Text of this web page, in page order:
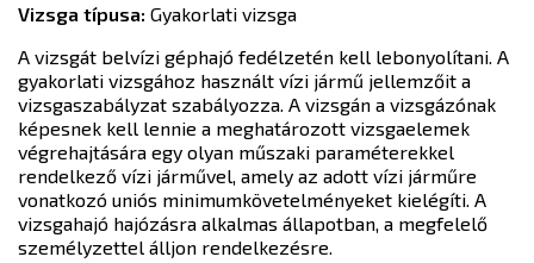
Vizsga típusa: Gyakorlati vizsga
A vizsgát belvízi géphajó fedélzetén kell lebonyolítani. A
gyakorlati vizsgához használt vízi jármű jellemzőit a
vizsgaszabályzat szabályozza. A vizsgán a vizsgázónak
képesnek kell lennie a meghatározott vizsgaelemek
végrehajtására egy olyan műszaki paraméterekkel
rendelkező vízi járművel, amely az adott vízi járműre
vonatkozó uniós minimumkövetelményeket kielégíti. A
vizsgahajó hajózásra alkalmas állapotban, a megfelelő
személyzettel álljon rendelkezésre.